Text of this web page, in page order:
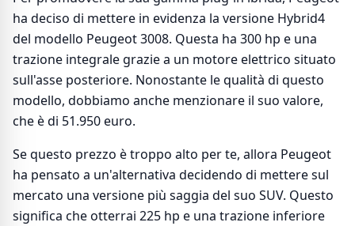
ha deciso di mettere in evidenza la versione Hybrid4
del modello Peugeot 3008. Questa ha 300 hp e una
trazione integrale grazie a un motore elettrico situato
sull'asse posteriore. Nonostante le qualità di questo
modello, dobbiamo anche menzionare il suo valore,
che è di 51.950 euro.
Se questo prezzo è troppo alto per te, allora Peugeot
ha pensato a un'alternativa decidendo di mettere sul
mercato una versione più saggia del suo SUV. Questo
significa che otterrai 225 hp e una trazione inferiore